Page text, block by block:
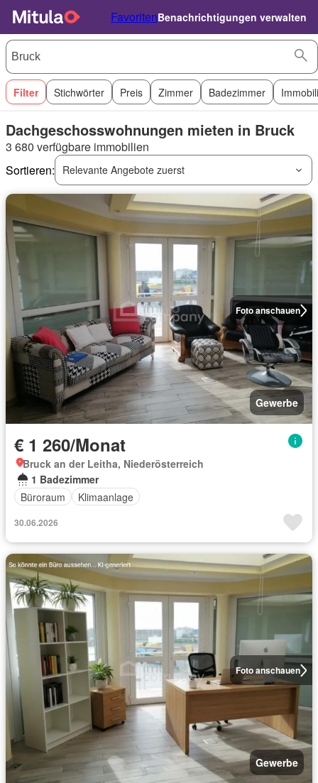
FavoritenBenachrichtigungen verwalten
Filter Stichwörter Preis Zimmer Badezimmer
Dachgeschosswohnungen mieten in Bruck
3 680 verfügbare immobilien
Sortieren:
Relevante Angebote zuerst
Foto anschauen
Gewerbe
€ 1 260/Monat
Bruck an der Leitha, Niederösterreich
1 Badezimmer
Büroraum
Klimaanlage
30.06.2026
Foto anschauen
Gewerbe